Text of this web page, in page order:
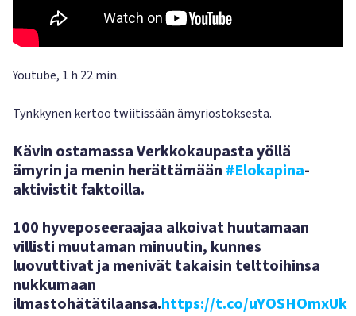
Youtube, 1 h 22 min.
Tynkkynen kertoo twiitissään ämyriostoksesta.
Kävin ostamassa Verkkokaupasta yöllä
ämyrin ja menin herättämään #Elokapina-
aktivistit faktoilla.
100 hyveposeeraajaa alkoivat huutamaan
villisti muutaman minuutin, kunnes
luovuttivat ja menivät takaisin telttoihinsa
nukkumaan
ilmastohätätilaansa.https://t.co/uYOSHOmxUk